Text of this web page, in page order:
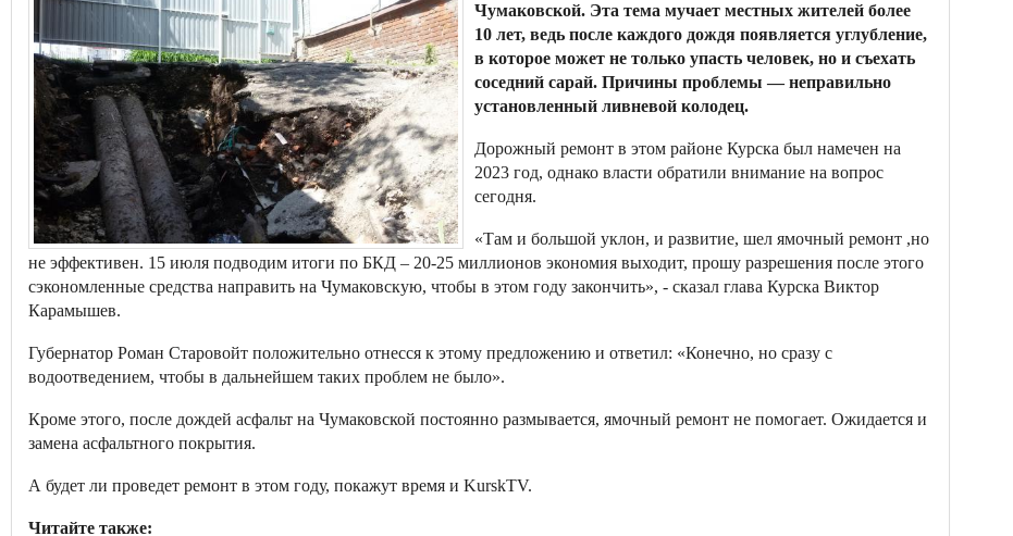
Чумаковской. Эта тема мучает местных жителей более
10 лет, ведь после каждого дождя появляется углубление,
в которое может не только упасть человек, но и съехать
соседний сарай. Причины проблемы — неправильно
установленный ливневой колодец.
Дорожный ремонт в этом районе Курска был намечен на
2023 год, однако власти обратили внимание на вопрос
сегодня.
«Там и большой уклон, и развитие, шел ямочный ремонт ,но
не эффективен. 15 июля подводим итоги по БКД – 20-25 миллионов экономия выходит, прошу разрешения после этого
сэкономленные средства направить на Чумаковскую, чтобы в этом году закончить», - сказал глава Курска Виктор
Карамышев.
Губернатор Роман Старовойт положительно отнесся к этому предложению и ответил: «Конечно, но сразу с
водоотведением, чтобы в дальнейшем таких проблем не было».
Кроме этого, после дождей асфальт на Чумаковской постоянно размывается, ямочный ремонт не помогает. Ожидается и
замена асфальтного покрытия.
А будет ли проведет ремонт в этом году, покажут время и KurskTV.
Читайте также: